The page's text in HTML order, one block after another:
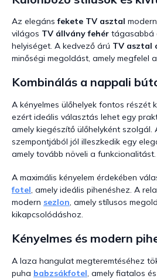
Az elegánsfekete TV asztal
világos TV állvány fehér tágasabbá
helyiséget. A kedvező árú TV asztal
minőségi megoldást, amely megfelel
Kombinálás a nappali
A kényelmes ülőhelyek fontos részét
ezért ideális választás lehet egy
amely kiegészítő ülőhelyként
szempontjából jól illeszkedik egy
amely tovább növeli a funkcionalitást.
A maximális kényelem érdekében
fotel, amely ideális pihenéshez. A
modern sezlon, amely stílusos
kikapcsolódáshoz.
Kényelmes és modern
A laza hangulat megteremtéséhez
puha babzsákfotel, amely fiatalos